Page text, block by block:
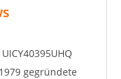
gegründete